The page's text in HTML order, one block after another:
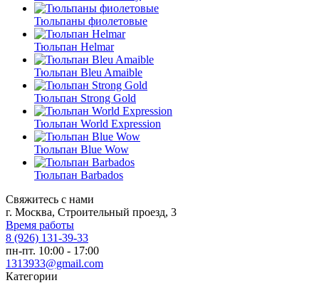
Тюльпаны фиолетовые
Тюльпан Helmar
Тюльпан Bleu Amaible
Тюльпан Strong Gold
Тюльпан World Expression
Тюльпан Blue Wow
Тюльпан Barbados
Свяжитесь с нами
г. Москва, Строительный проезд, 3
Время работы
8 (926) 131-39-33
пн-пт. 10:00 - 17:00
1313933@gmail.com
Категории